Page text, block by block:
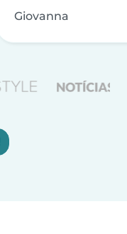
Giovanna